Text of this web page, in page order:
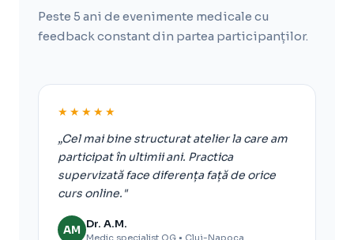
Peste 5 ani de evenimente medicale cu
feedback constant din partea participanților.
★★★★★
„Cel mai bine structurat atelier la care am
participat în ultimii ani. Practica
supervizată face diferența față de orice
curs online."
AM Dr. A.M.
Medic specialist OG • Cluj-Napoca